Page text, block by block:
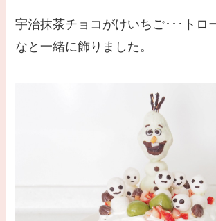
宇治抹茶チョコがけいちご･･･トロ
なと一緒に飾りました。